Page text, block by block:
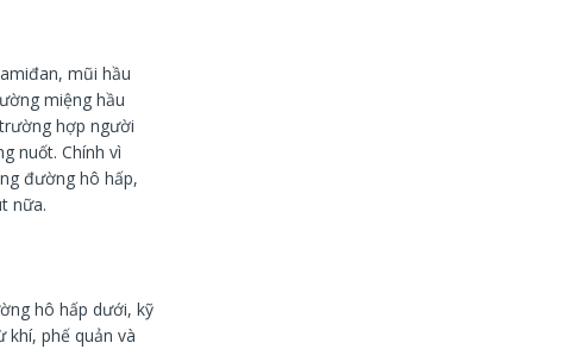
mũi hầu
miệng hầu
hợp người
nuốt. Chính vì
đường hô hấp,
nữa.
hô hấp dưới, kỹ
phế quản và